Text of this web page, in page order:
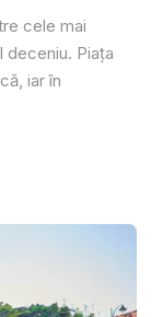
cele mai
deceniu. Piața
iar în